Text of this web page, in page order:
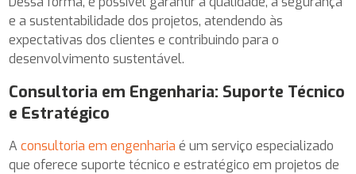
e a sustentabilidade dos projetos, atendendo às
expectativas dos clientes e contribuindo para o
desenvolvimento sustentável.
Consultoria em Engenharia: Suporte Técnico
e Estratégico
Aconsultoria em engenharia é um serviço especializado
que oferece suporte técnico e estratégico em projetos de